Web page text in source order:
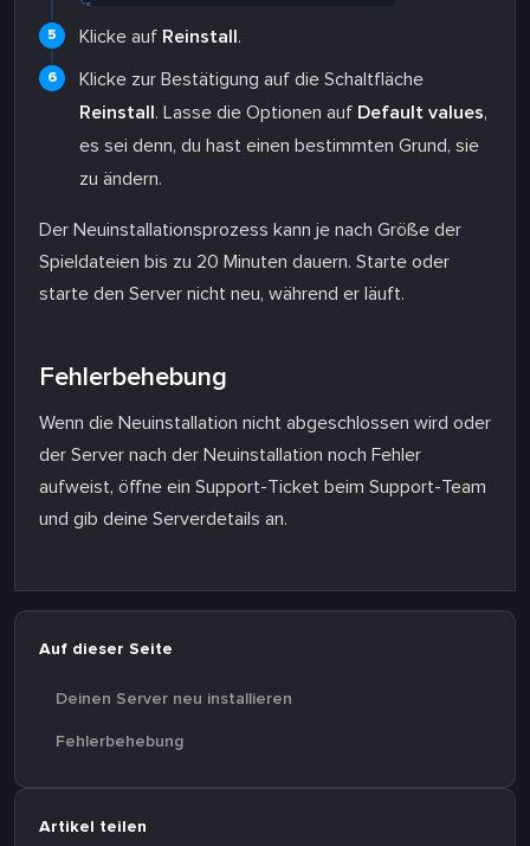
Klicke auf Reinstall.
Klicke zur Bestätigung auf die Schaltfläche
Reinstall. Lasse die Optionen auf Default values,
es sei denn, du hast einen bestimmten Grund, sie
zu ändern.
Der Neuinstallationsprozess kann je nach Größe der
Spieldateien bis zu 20 Minuten dauern. Starte oder
starte den Server nicht neu, während er läuft.
Fehlerbehebung
Wenn die Neuinstallation nicht abgeschlossen wird oder
der Server nach der Neuinstallation noch Fehler
aufweist, öffne ein Support-Ticket beim Support-Team
und gib deine Serverdetails an.
Auf dieser Seite
Deinen Server neu installieren
Fehlerbehebung
Artikel teilen